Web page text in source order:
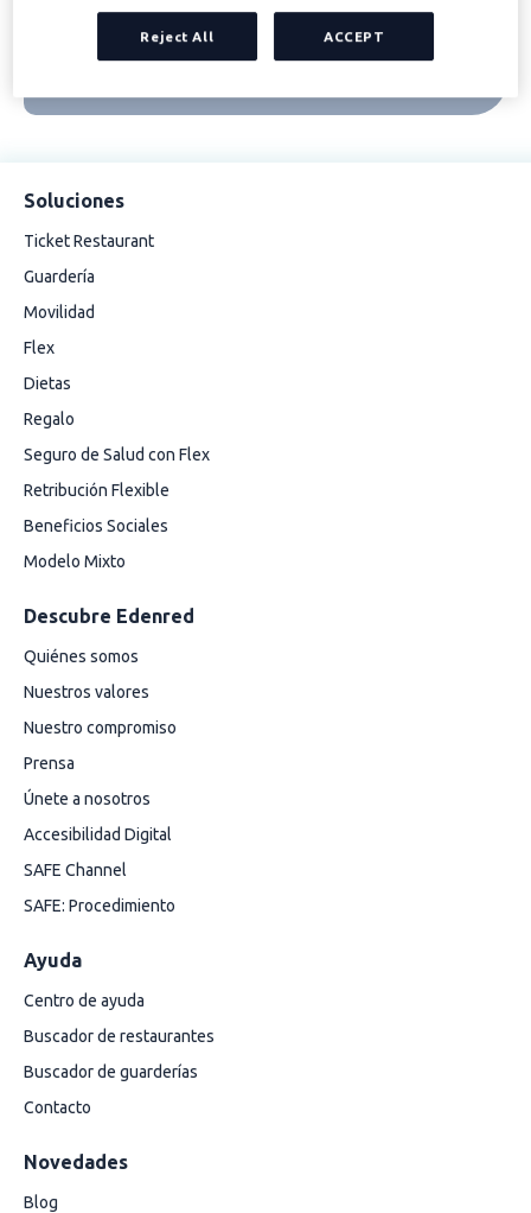
Soluciones
Ticket Restaurant
Guardería
Movilidad
Flex
Dietas
Regalo
Seguro de Salud con Flex
Retribución Flexible
Beneficios Sociales
Modelo Mixto
Descubre Edenred
Quiénes somos
Nuestros valores
Nuestro compromiso
Prensa
Únete a nosotros
Accesibilidad Digital
SAFE Channel
SAFE: Procedimiento
Ayuda
Centro de ayuda
Buscador de restaurantes
Buscador de guarderías
Contacto
Novedades
Blog
Reject All ACCEPT